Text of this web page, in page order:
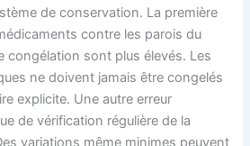
de conservation. La première
contre les parois du
congélation sont plus élevés. Les
ne doivent jamais être congelés
explicite. Une autre erreur
de vérification régulière de la
variations même minimes peuvent